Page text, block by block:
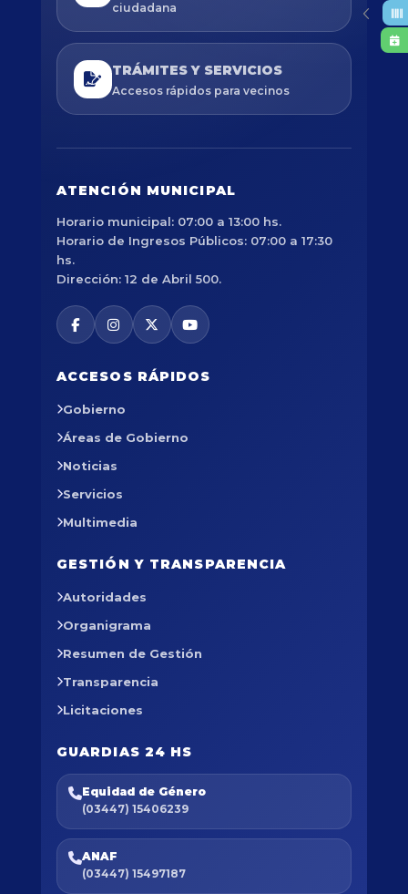
ciudadana
TRÁMITES Y SERVICIOS
Accesos rápidos para vecinos
ATENCIÓN MUNICIPAL
Horario municipal: 07:00 a 13:00 hs.
Horario de Ingresos Públicos: 07:00 a 17:30
hs.
Dirección: 12 de Abril 500.
ACCESOS RÁPIDOS
Gobierno
Áreas de Gobierno
Noticias
Servicios
Multimedia
GESTIÓN Y TRANSPARENCIA
Autoridades
Organigrama
Resumen de Gestión
Transparencia
Licitaciones
GUARDIAS 24 HS
Equidad de Género
(03447) 15406239
ANAF
(03447) 15497187